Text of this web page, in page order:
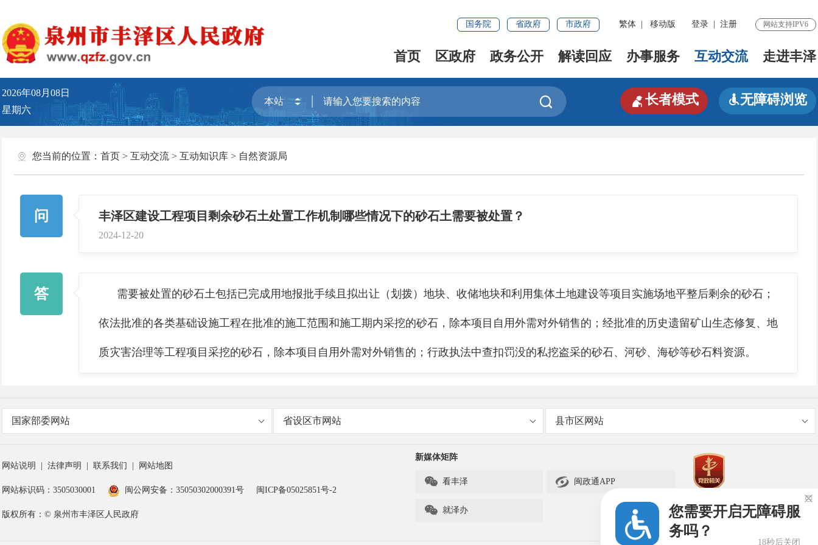
国务院 省政府 市政府 繁体 移动版 登录 注册 网站支持IPV6
首页 区政府 政务公开 解读回应 办事服务 互动交流 走进丰泽
2026年08月08日
星期六
 长者模式 无障碍浏览
您当前的位置： 首页> 互动交流> 互动知识库> 自然资源局
问 丰泽区建设工程项目剩余砂石土处置工作机制哪些情况下的砂石土需要被处置？
2024-12-20
答 需要被处置的砂石土包括已完成用地报批手续且拟出让（划拨）地块、收储地块和利用集体土地建设等项目实施场地平整后剩余的砂石；
依法批准的各类基础设施工程在批准的施工范围和施工期内采挖的砂石，除本项目自用外需对外销售的；经批准的历史遗留矿山生态修复、地
质灾害治理等工程项目采挖的砂石，除本项目自用外需对外销售的；行政执法中查扣罚没的私挖盗采的砂石、河砂、海砂等砂石料资源。
国家部委网站 省设区市网站 县市区网站
网站说明 法律声明 联系我们 网站地图
网站标识码：3505030001 闽公网安备：35050302000391号 闽ICP备05025851号-2
版权所有：© 泉州市丰泽区人民政府
新媒体矩阵
 看丰泽  闽政通APP
 就泽办
您需要开启无障碍服
务吗？
18秒后关闭
